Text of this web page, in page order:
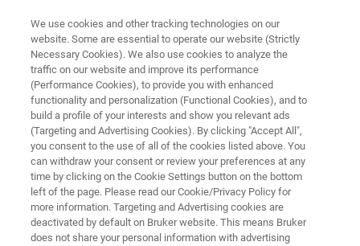
Corso di Analisi Quantitativa con
OPUS/QUANT
We use cookies and other tracking technologies on our
website. Some are essential to operate our website (Strictly
Necessary Cookies). We also use cookies to analyze the
traffic on our website and improve its performance
(Performance Cookies), to provide you with enhanced
functionality and personalization (Functional Cookies), and to
build a profile of your interests and show you relevant ads
(Targeting and Advertising Cookies). By clicking "Accept All",
you consent to the use of all of the cookies listed above. You
can withdraw your consent or review your preferences at any
time by clicking on the Cookie Settings button on the bottom
left of the page. Please read our Cookie/Privacy Policy for
more information. Targeting and Advertising cookies are
deactivated by default on Bruker website. This means Bruker
does not share your personal information with advertising